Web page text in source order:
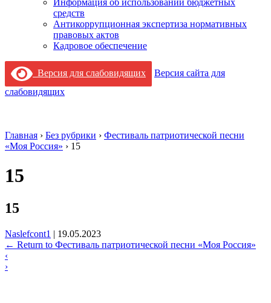
средств
Антикоррупционная экспертиза нормативных
правовых актов
Кадровое обеспечение
Версия для слабовидящих
Версия сайта для
слабовидящих
Главная › Без рубрики › Фестиваль патриотической песни
«Моя Россия» › 15
15
15
Naslefcont1 | 19.05.2023
← Return to Фестиваль патриотической песни «Моя Россия»
‹
›